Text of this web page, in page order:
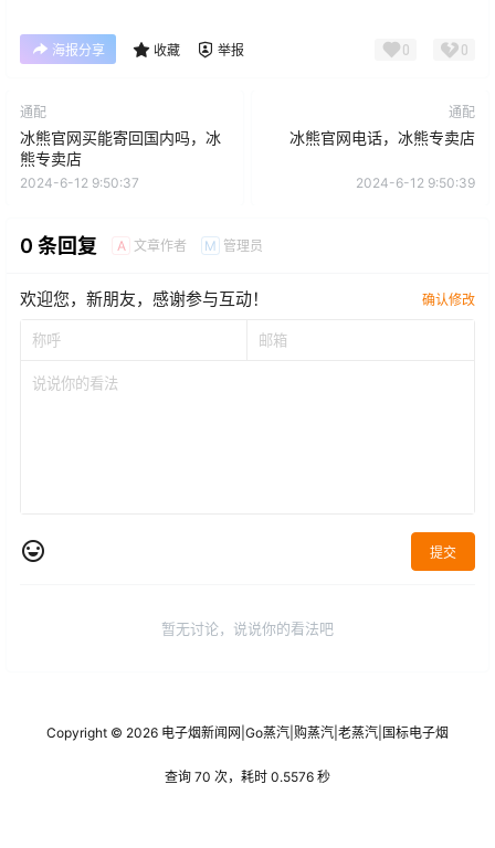
海报分享 收藏 举报 0 0
通配
冰熊官网买能寄回国内吗，冰
熊专卖店
2024-6-12 9:50:37
通配
冰熊官网电话，冰熊专卖店
2024-6-12 9:50:39
0 条回复 A 文章作者 M 管理员
欢迎您，新朋友，感谢参与互动！ 确认修改
提交
暂无讨论，说说你的看法吧
Copyright © 2026 电子烟新闻网 Go蒸汽 购蒸汽 老蒸汽 国标电子烟
查询 70 次，耗时 0.5576 秒